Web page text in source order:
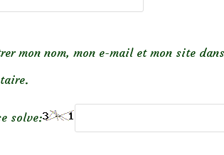
mon nom, mon e-mail et mon site
solve: